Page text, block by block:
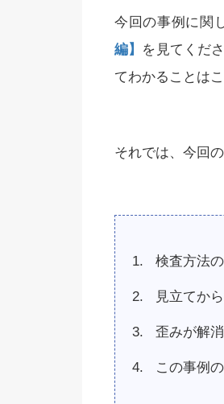
今回の事例に関
編】 を見てくだ
てわかることは
それでは、今回
検査方法
見立てか
歪みが解
この事例